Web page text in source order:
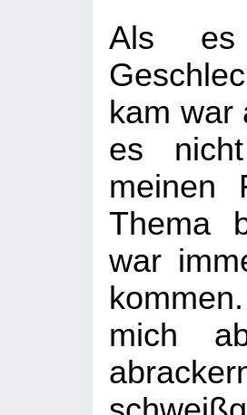
Als
kam war
es
meinen
Thema
war
mich